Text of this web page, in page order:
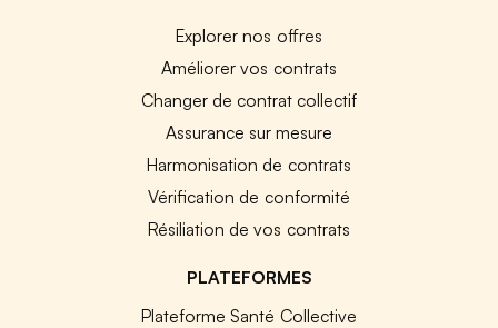
Explorer nos offres
Améliorer vos contrats
Changer de contrat collectif
Assurance sur mesure
Harmonisation de contrats
Vérification de conformité
Résiliation de vos contrats
PLATEFORMES
Plateforme Santé Collective